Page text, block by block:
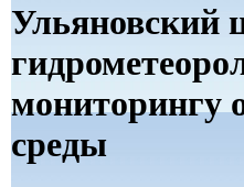
Ульяновский
мониторингу
среды